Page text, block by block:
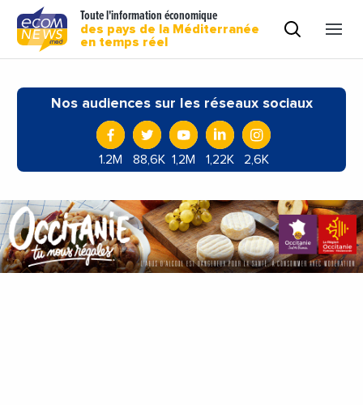
Toute l'information économique
des pays de la Méditerranée
en temps réel
Nos audiences sur les réseaux sociaux
1.2M 88,6K 1,2M 1,22K 2,6K